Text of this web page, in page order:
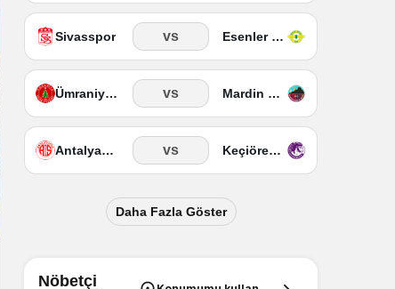
Sivasspor vs Esenler Erokspor
Ümraniyespor vs Mardin 1969 Spor
Antalyaspor vs Keçiörengücü
Daha Fazla Göster
Nöbetçi